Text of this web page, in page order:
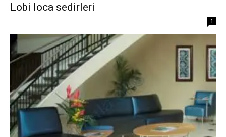
Lobi loca sedirleri
1